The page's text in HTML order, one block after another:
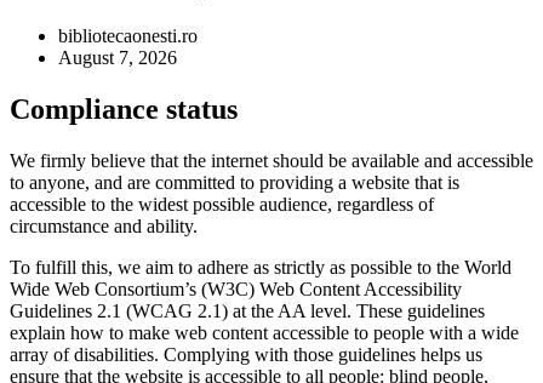
bibliotecaonesti.ro
August 7, 2026
Compliance status
We firmly believe that the internet should be available and accessible
to anyone, and are committed to providing a website that is
accessible to the widest possible audience, regardless of
circumstance and ability.
To fulfill this, we aim to adhere as strictly as possible to the World
Wide Web Consortium’s (W3C) Web Content Accessibility
Guidelines 2.1 (WCAG 2.1) at the AA level. These guidelines
explain how to make web content accessible to people with a wide
array of disabilities. Complying with those guidelines helps us
ensure that the website is accessible to all people: blind people,